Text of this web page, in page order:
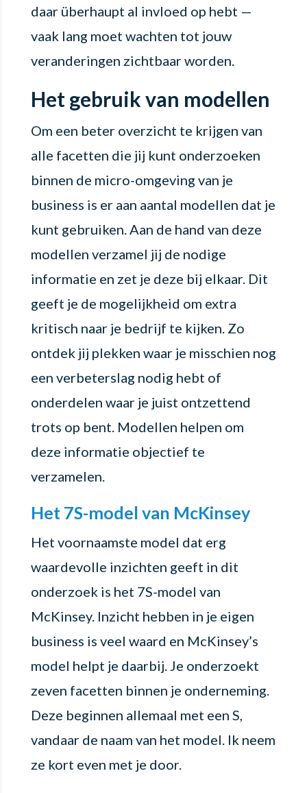
daar überhaupt al invloed op hebt —
vaak lang moet wachten tot jouw
veranderingen zichtbaar worden.
Het gebruik van modellen
Om een beter overzicht te krijgen van
alle facetten die jij kunt onderzoeken
binnen de micro-omgeving van je
business is er aan aantal modellen dat je
kunt gebruiken. Aan de hand van deze
modellen verzamel jij de nodige
informatie en zet je deze bij elkaar. Dit
geeft je de mogelijkheid om extra
kritisch naar je bedrijf te kijken. Zo
ontdek jij plekken waar je misschien nog
een verbeterslag nodig hebt of
onderdelen waar je juist ontzettend
trots op bent. Modellen helpen om
deze informatie objectief te
verzamelen.
Het 7S-model van McKinsey
Het voornaamste model dat erg
waardevolle inzichten geeft in dit
onderzoek is het 7S-model van
McKinsey. Inzicht hebben in je eigen
business is veel waard en McKinsey’s
model helpt je daarbij. Je onderzoekt
zeven facetten binnen je onderneming.
Deze beginnen allemaal met een S,
vandaar de naam van het model. Ik neem
ze kort even met je door.